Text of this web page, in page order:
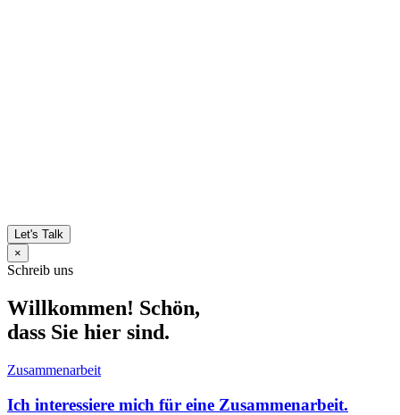
Let's Talk
×
Schreib uns
Willkommen! Schön,
dass Sie hier sind.
Zusammenarbeit
Ich interessiere mich für eine Zusammenarbeit.